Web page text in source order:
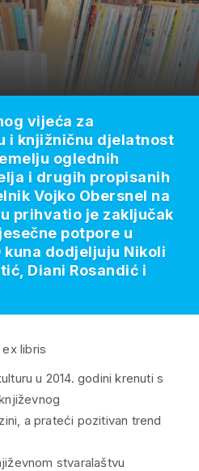
u 2014. godini krenuti s
a prateći pozitivan trend
stvaralaštvu
vijeća za
i knjižničnu djelatnost
oglednih
i drugih propisanih
Vojko Obersnel na
prihvatio je zaključak
potpore u
kuna dodjeljuju Nikoli
Diani Rosandić i